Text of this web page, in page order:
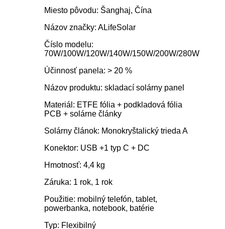
Miesto pôvodu: Šanghaj, Čína
Názov značky: ALifeSolar
Číslo modelu:
70W/100W/120W/140W/150W/200W/280W
Účinnosť panela: > 20 %
Názov produktu: skladací solárny panel
Materiál: ETFE fólia + podkladová fólia
PCB + solárne články
Solárny článok: Monokryštalický trieda A
Konektor: USB +1 typ C + DC
Hmotnosť: 4,4 kg
Záruka: 1 rok, 1 rok
Použitie: mobilný telefón, tablet,
powerbanka, notebook, batérie
Typ: Flexibilný